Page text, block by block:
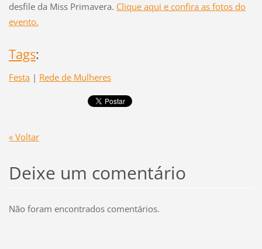
desfile da Miss Primavera. Clique aqui e confira as fotos do
evento.
Tags:
Festa | Rede de Mulheres
« Voltar
Deixe um comentário
Não foram encontrados comentários.